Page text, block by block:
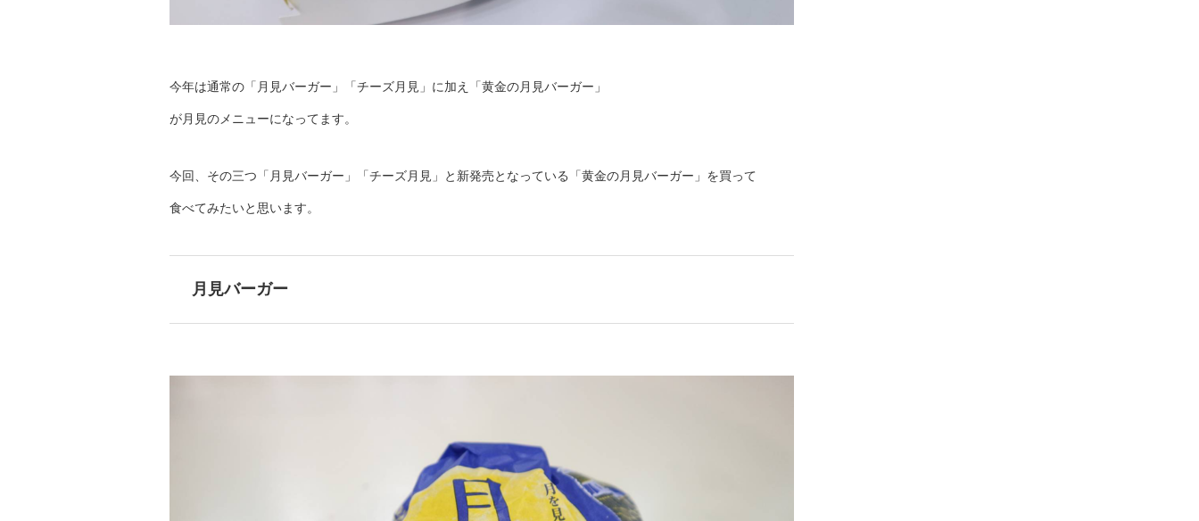
今年は通常の「月見バーガー」「チーズ月見」に加え「黄金の月見バーガー」
が月見のメニューになってます。
今回、その三つ「月見バーガー」「チーズ月見」と新発売となっている「黄金の月見バーガー」を買って
食べてみたいと思います。
月見バーガー